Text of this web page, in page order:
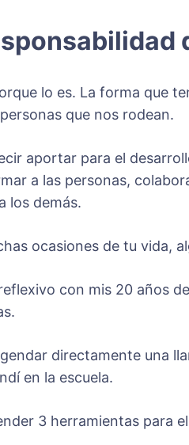
lo es. La forma que
que nos rodean.
aportar para el
a las personas,
los demás.
ocasiones de tu vida,
con mis 20 años
directamente una
en la escuela.
3 herramientas para